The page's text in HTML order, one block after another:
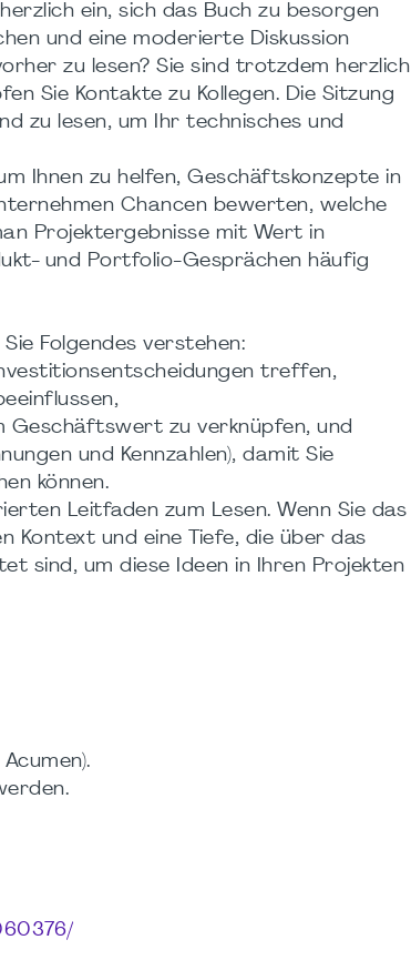
ein, sich das Buch zu besorgen
und eine moderierte Diskussion
zu lesen? Sie sind trotzdem herzlich
Sie Kontakte zu Kollegen. Die Sitzung
zu lesen, um Ihr technisches und
Ihnen zu helfen, Geschäftskonzepte in
Chancen bewerten, welche
Projektergebnisse mit Wert in
und Portfolio-Gesprächen häufig
Folgendes verstehen:
treffen,
Geschäftswert zu verknüpfen, und
und Kennzahlen), damit Sie
können.
Leitfaden zum Lesen. Wenn Sie das
Kontext und eine Tiefe, die über das
sind, um diese Ideen in Ihren Projekten